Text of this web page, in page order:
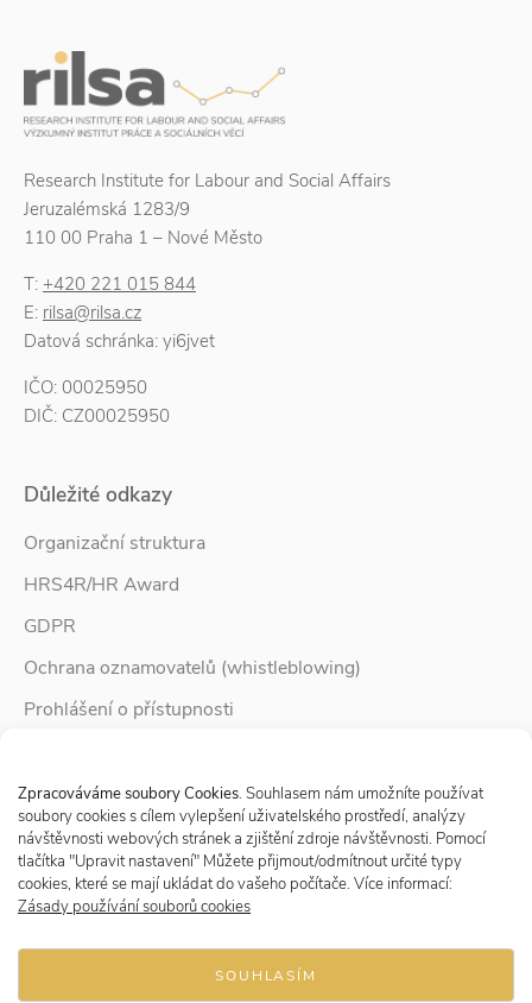
Zpracováváme soubory Cookies. Souhlasem nám umožníte používat
soubory cookies s cílem vylepšení uživatelského prostředí, analýzy
návštěvnosti webových stránek a zjištění zdroje návštěvnosti. Pomocí
tlačítka "Upravit nastavení" Můžete přijmout/odmítnout určité typy
cookies, které se mají ukládat do vašeho počítače. Více informací:
Zásady používání souborů cookies
SOUHLASÍM
Research Institute for Labour and Social Affairs
Jeruzalémská 1283/9
110 00 Praha 1 – Nové Město
T: +420 221 015 844
E: rilsa@rilsa.cz
Datová schránka: yi6jvet
IČO: 00025950
DIČ: CZ00025950
Důležité odkazy
Organizační struktura
HRS4R/HR Award
GDPR
Ochrana oznamovatelů (whistleblowing)
Prohlášení o přístupnosti
Zpravodaj Rodina
Sledujte nás